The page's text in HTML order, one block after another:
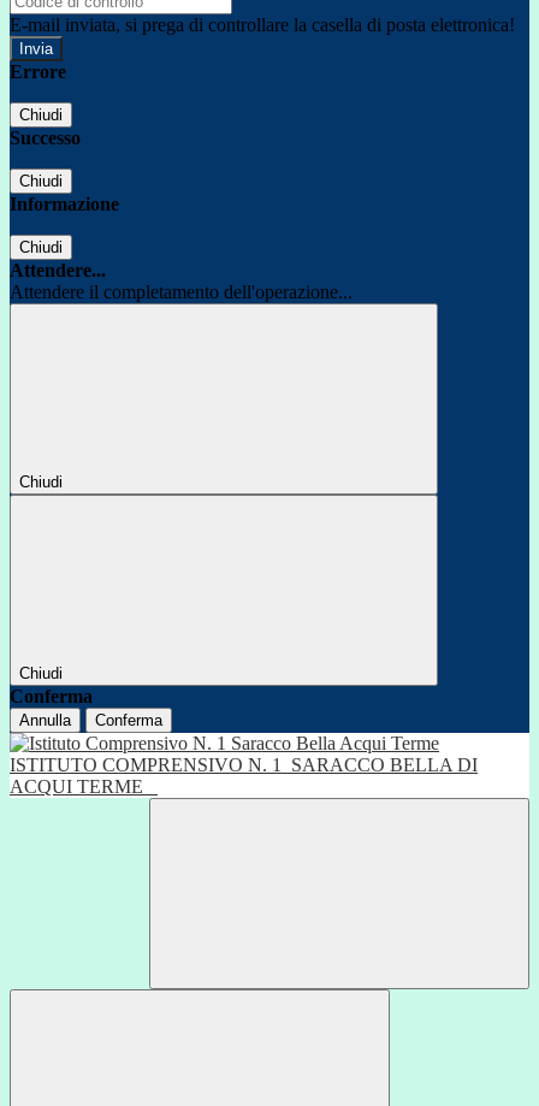
E-mail inviata, si prega di controllare la casella di posta elettronica!
Errore
Chiudi
Successo
Chiudi
Informazione
Chiudi
Attendere...
Attendere il completamento dell'operazione...
Chiudi
Chiudi
Conferma
Annulla Conferma
ISTITUTO COMPRENSIVO N. 1
SARACCO BELLA DI
ACQUI TERME